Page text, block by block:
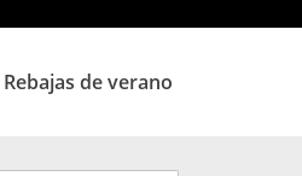
Rebajas de verano